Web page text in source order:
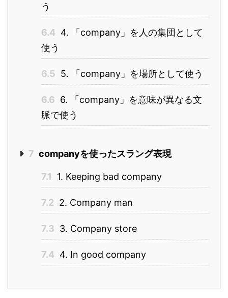
う
6.4 4. 「company」を人の集団として
使う
6.5 5. 「company」を場所として使う
6.6 6. 「company」を意味が異なる文
脈で使う
7 companyを使ったスラング表現
7.1 1. Keeping bad company
7.2 2. Company man
7.3 3. Company store
7.4 4. In good company